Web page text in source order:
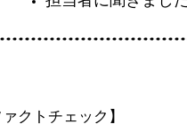
クトチェック】